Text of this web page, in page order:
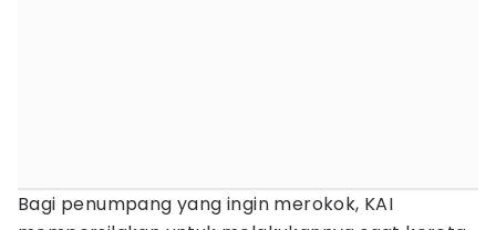
Bagi penumpang yang ingin merokok, KAI